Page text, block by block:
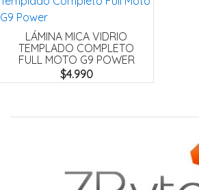
LÁMINA MICA VIDRIO
TEMPLADO COMPLETO
FULL MOTO G9 POWER
$4.990